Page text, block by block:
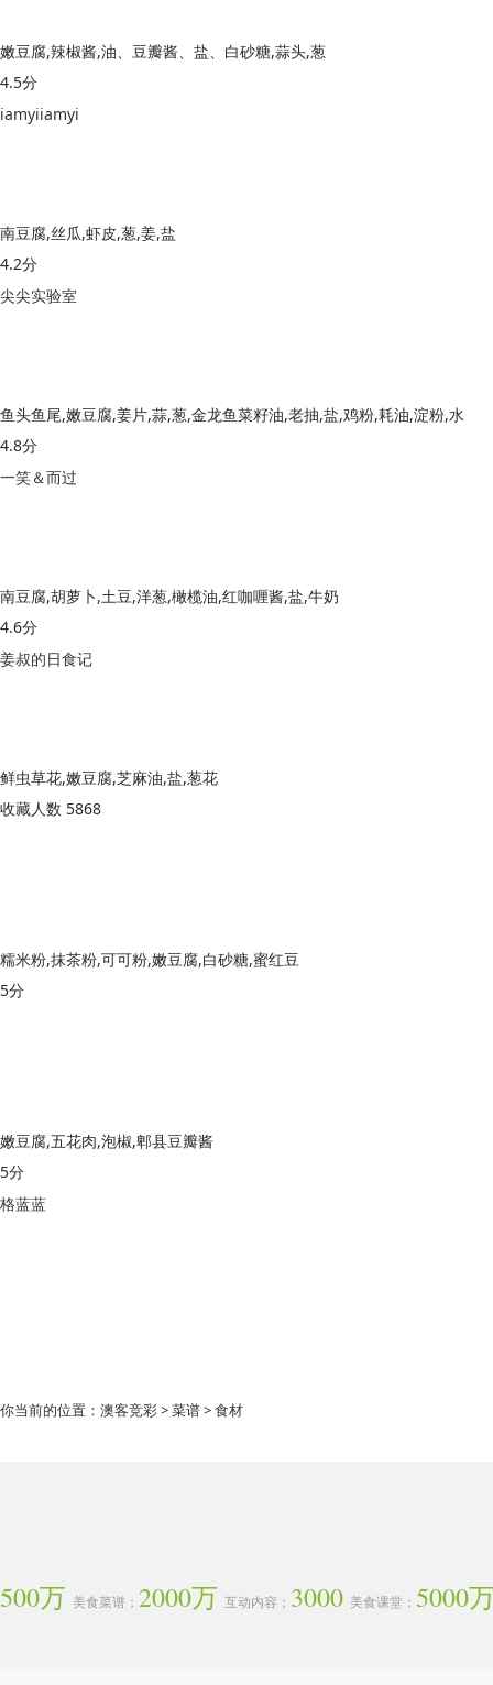
嫩豆腐,辣椒酱,油、豆瓣酱、盐、白砂糖,蒜头,葱
4.5分
iamyiiamyi
南豆腐,丝瓜,虾皮,葱,姜,盐
4.2分
尖尖实验室
鱼头鱼尾,嫩豆腐,姜片,蒜,葱,金龙鱼菜籽油,老抽,盐,鸡粉,耗油,淀粉,水
4.8分
一笑＆而过
南豆腐,胡萝卜,土豆,洋葱,橄榄油,红咖喱酱,盐,牛奶
4.6分
姜叔的日食记
鲜虫草花,嫩豆腐,芝麻油,盐,葱花
收藏人数 5868
糯米粉,抹茶粉,可可粉,嫩豆腐,白砂糖,蜜红豆
5分
嫩豆腐,五花肉,泡椒,郫县豆瓣酱
5分
格蓝蓝
你当前的位置： 澳客竞彩>菜谱> 食材
500万 美食菜谱； 2000万 互动内容； 3000 美食课堂； 5000